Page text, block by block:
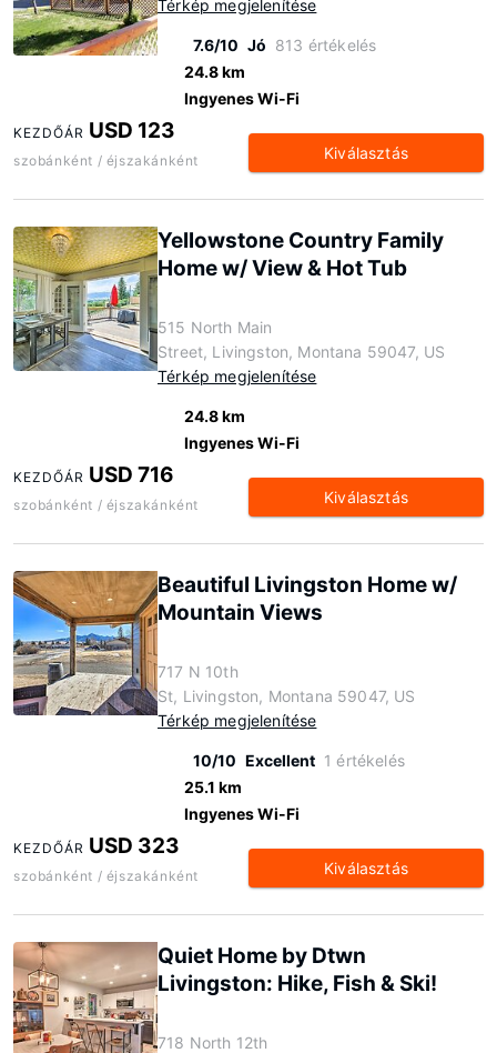
Térkép megjelenítése
7.6/10 Jó 813 értékelés
24.8 km
Ingyenes Wi-Fi
KEZDŐÁR USD 123
szobánként / éjszakánként Kiválasztás
Yellowstone Country Family
Home w/ View & Hot Tub
515 North Main
Street, Livingston, Montana 59047, US
Térkép megjelenítése
24.8 km
Ingyenes Wi-Fi
KEZDŐÁR USD 716
szobánként / éjszakánként Kiválasztás
Beautiful Livingston Home w/
Mountain Views
717 N 10th
St, Livingston, Montana 59047, US
Térkép megjelenítése
10/10 Excellent 1 értékelés
25.1 km
Ingyenes Wi-Fi
KEZDŐÁR USD 323
szobánként / éjszakánként Kiválasztás
Quiet Home by Dtwn
Livingston: Hike, Fish & Ski!
718 North 12th